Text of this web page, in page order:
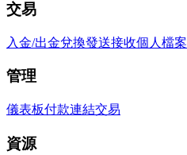
交易
入金/出金兌換發送接收個人檔案
管理
儀表板付款連結交易
資源